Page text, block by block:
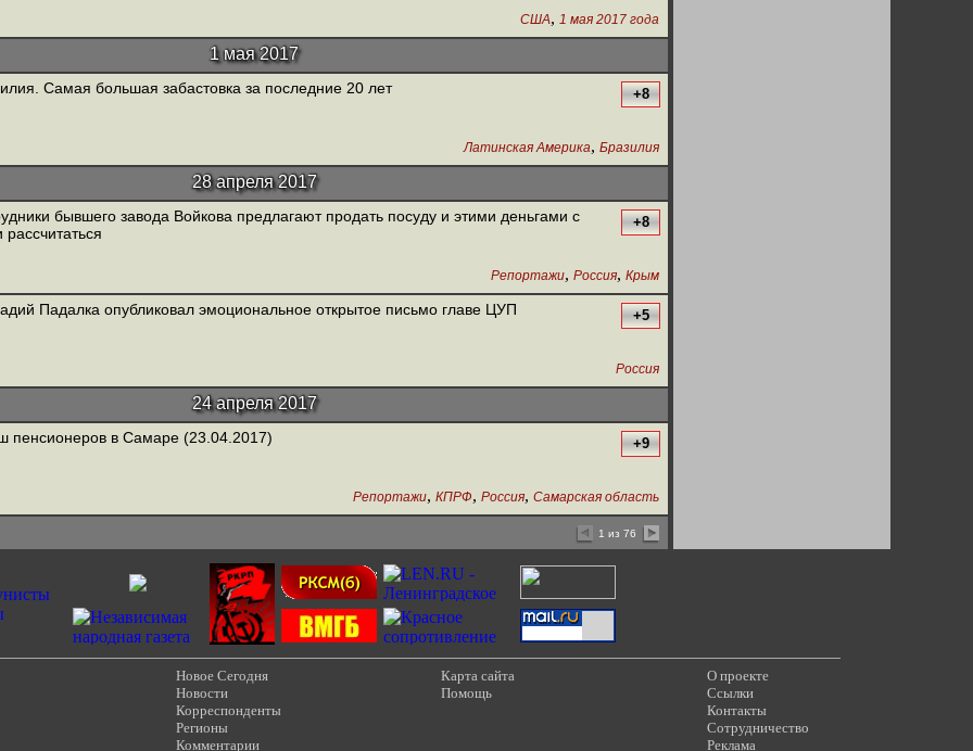
США, 1 мая 2017 года
1 мая 2017
Самая большая забастовка за последние 20 лет +8
Латинская Америка, Бразилия
28 апреля 2017
бывшего завода Войкова предлагают продать посуду и этими деньгами с
рассчитаться
+8
Репортажи, Россия, Крым
Падалка опубликовал эмоциональное открытое письмо главе ЦУП +5
Россия
24 апреля 2017
пенсионеров в Самаре (23.04.2017) +9
Репортажи, КПРФ, Россия, Самарская область
1 из 76
Новое Сегодня
Новости
Корреспонденты
Регионы
Комментарии
Карта сайта
Помощь
О проекте
Ссылки
Контакты
Сотрудничество
Реклама